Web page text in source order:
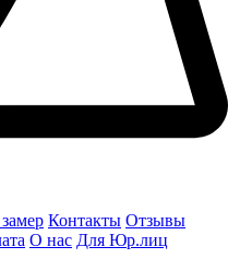
Контакты Отзывы
О нас Для Юр.лиц